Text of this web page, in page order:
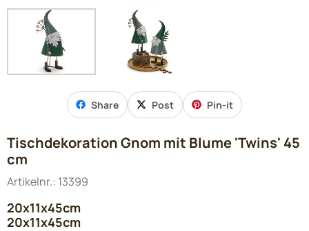
Share Post Pin-it
Tischdekoration Gnom mit Blume 'Twins' 45
cm
Artikelnr.: 13399
20x11x45cm
20x11x45cm